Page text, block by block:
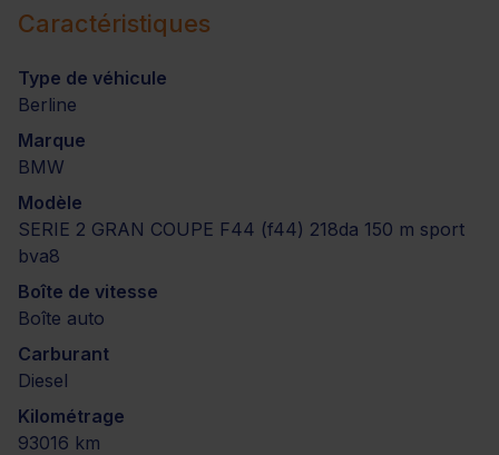
Caractéristiques
Type de véhicule
Berline
Marque
BMW
Modèle
SERIE 2 GRAN COUPE F44 (f44) 218da 150 m sport
bva8
Boîte de vitesse
Boîte auto
Carburant
Diesel
Kilométrage
93016 km